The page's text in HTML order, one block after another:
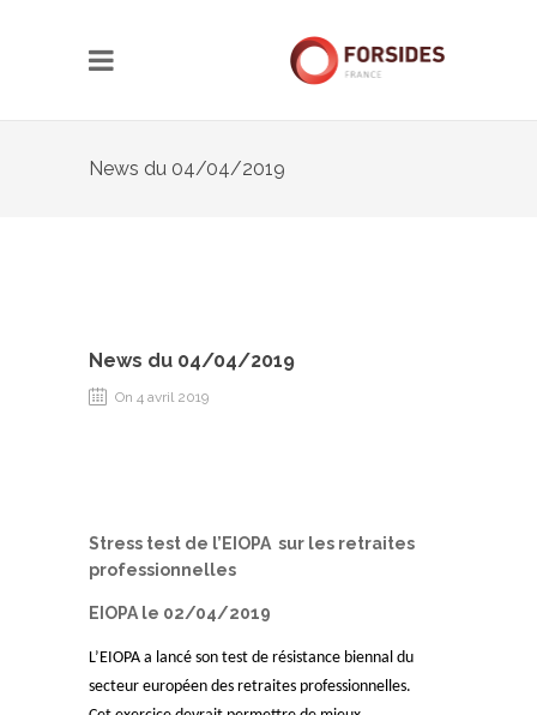
News du 04/04/2019
News du 04/04/2019
On 4 avril 2019
Stress test de l’EIOPA sur les retraites
professionnelles
EIOPA le 02/04/2019
L’EIOPA a lancé son test de résistance biennal du
secteur européen des retraites professionnelles.